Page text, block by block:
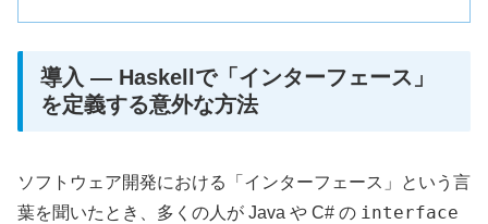
導入 ― Haskellで「インターフェース」
を定義する意外な方法
ソフトウェア開発における「インターフェース」という言
葉を聞いたとき、多くの人が Java や C# の interface